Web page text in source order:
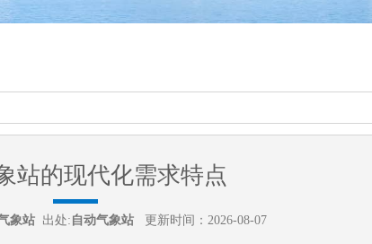
站的现代化需求特点
象站 出处: 自动气象站 更新时间：2026-08-07